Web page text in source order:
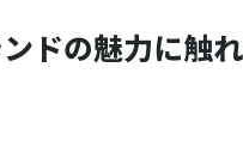
ドの魅力に触